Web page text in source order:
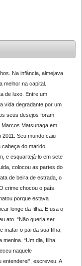
Na infância, almejava
melhor na capital.
de luxo. Entre um
vida degradante por um
seus desejos foram
Matsunaga em
2011. Seu mundo caiu
do marido,
e esquartejá-lo em sete
colocou as partes do
de beira de estrada, o
crime chocou o país.
porque estava
longe da filha. E usa o
ato. “Não queria ser
matar o pai da sua filha,
“Um dia, filha,
naquele
escreveu. A